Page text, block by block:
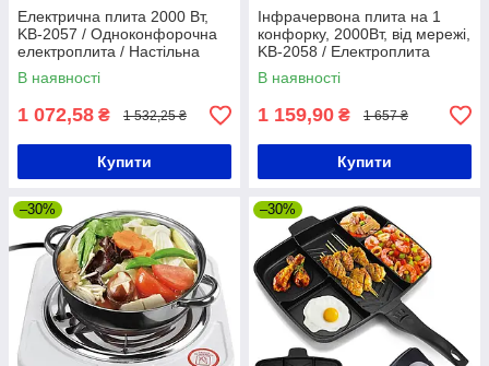
Електрична плита 2000 Вт,
KB-2057 / Одноконфорочна
електроплита / Настільна
плита індукційна / Настільна
плита індукційна
В наявності
1 072,58 ₴ 1 532,25 ₴
Купити
Інфрачервона плита на 1
конфорку, 2000Вт, від мережі,
KB-2058 / Електроплита
настільна / Плита електрична
В наявності
1 159,90 ₴ 1 657 ₴
Купити
–30% –30%